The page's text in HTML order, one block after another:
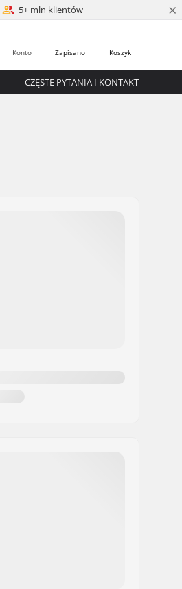
5+ mln klientów ×
Koszyk
Zapisano
Konto
CZĘSTE PYTANIA I KONTAKT